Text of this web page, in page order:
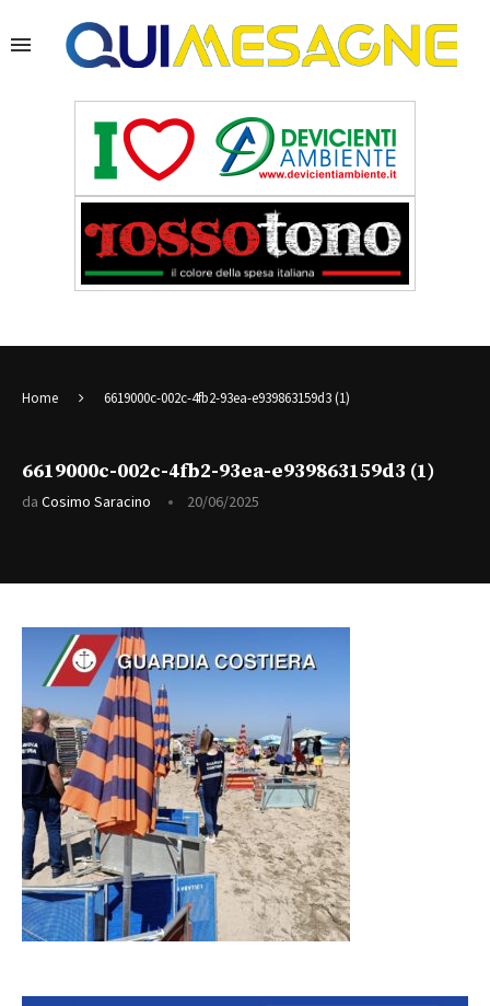
Home 6619000c-002c-4fb2-93ea-e939863159d3 (1)
6619000c-002c-4fb2-93ea-e939863159d3 (1)
da Cosimo Saracino 20/06/2025